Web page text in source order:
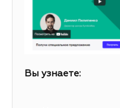
Вы узнаете: